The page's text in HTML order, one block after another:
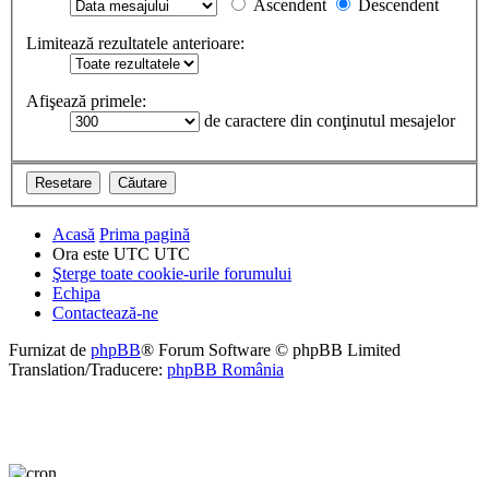
Ascendent
Descendent
Limitează rezultatele anterioare:
Afişează primele:
de caractere din conţinutul mesajelor
Acasă Prima pagină
Ora este UTC UTC
Şterge toate cookie-urile forumului
Echipa
Contactează-ne
Furnizat de phpBB® Forum Software © phpBB Limited
Translation/Traducere: phpBB România